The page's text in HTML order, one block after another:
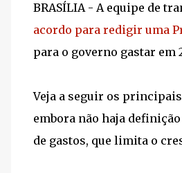
BRASÍLIA - A equipe de
acordo para redigir uma
para o governo gastar em
Veja a seguir os
embora não haja
de gastos, que limita o